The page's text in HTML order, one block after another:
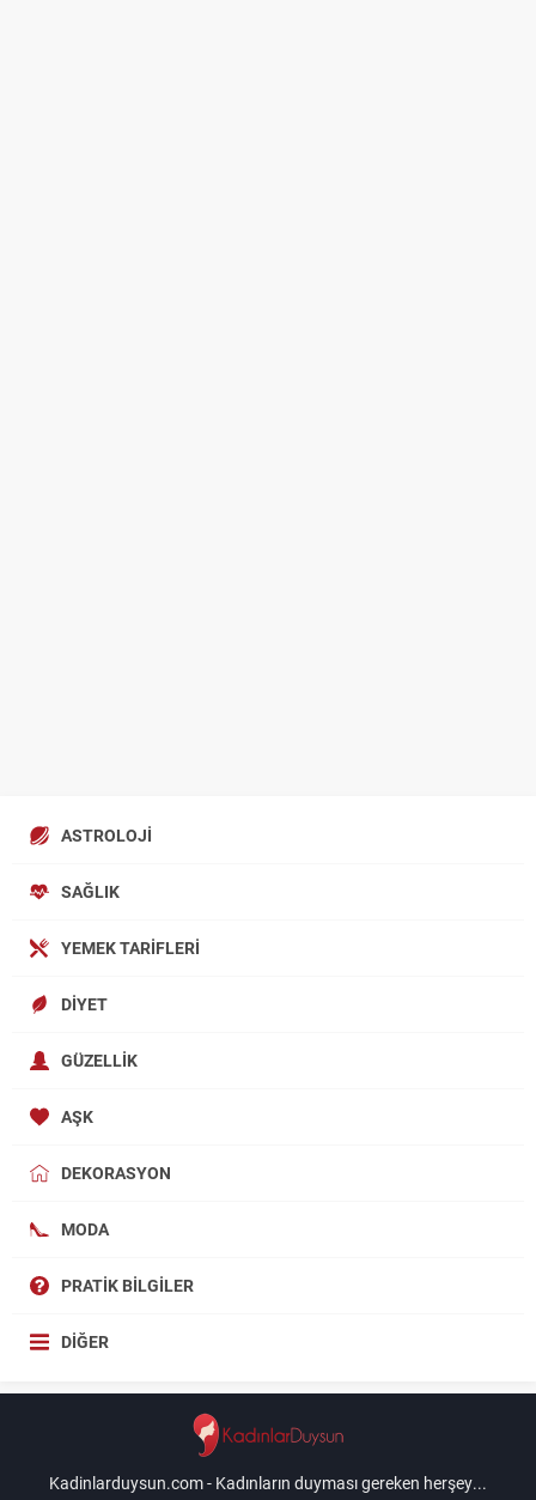
ASTROLOJI
SAĞLIK
YEMEK TARIFLERI
DIYET
GÜZELLIK
AŞK
DEKORASYON
MODA
PRATIK BILGILER
DIĞER
Kadinlarduysun.com - Kadınların duyması gereken herşey...